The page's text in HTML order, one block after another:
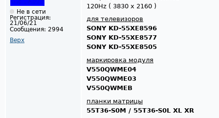
Не в сети
Регистрация:
21/06/21
Сообщения: 2994
Верх
120Hz ( 3830 x 2160 )
для телевизоров
SONY KD-55XE8596
SONY KD-55XE8577
SONY KD-55XE8505
маркировка модуля
V550QWME04
V550QWME03
V550QWMEB
планки матрицы
55T36-S0M / 55T36-S0L XL XR